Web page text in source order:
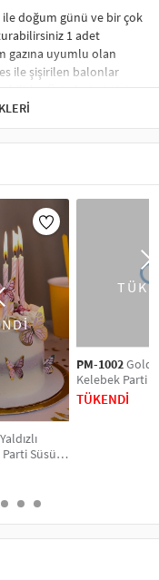
doğum günü ve bir çok
1 adet
gazına uyumlu olan
ile şişirilen balonlar
Ürünlerimizi iyi ve
yaratmanın en
balon ve süs
sunar, böylece
Doğum günlerinden
süslemelerle
şık süslemeler ve
bir hava katacak ve
ve süsler ile
Süsü,
PM-1002Gold
Kelebek Parti
Dekorasyon
TÜKENDİ